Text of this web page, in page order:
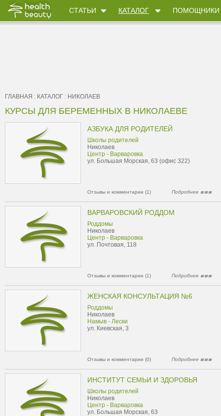
СТАТЬИ КАТАЛОГ ПОМОЩНИКИ
ГЛАВНАЯ : КАТАЛОГ : НИКОЛАЕВ
КУРСЫ ДЛЯ БЕРЕМЕННЫХ В НИКОЛАЕВЕ
АЗБУКА ДЛЯ РОДИТЕЛЕЙ
Школы родителей
Николаев
Центр - Варваровка
ул. Большая Морская, 63 (офис 322)
Отзывы и комментарии (1) Подробнее
ВАРВАРОВСКИЙ РОДДОМ
Роддомы
Николаев
Центр - Варваровка
ул. Почтовая, 118
Отзывы и комментарии (1) Подробнее
ЖЕНСКАЯ КОНСУЛЬТАЦИЯ №6
Роддомы
Николаев
Намыв - Лески
ул. Киевская, 3
Отзывы и комментарии (0) Подробнее
ИНСТИТУТ СЕМЬИ И ЗДОРОВЬЯ
Школы родителей
Николаев
Центр - Варваровка
ул. Большая Морская, 63